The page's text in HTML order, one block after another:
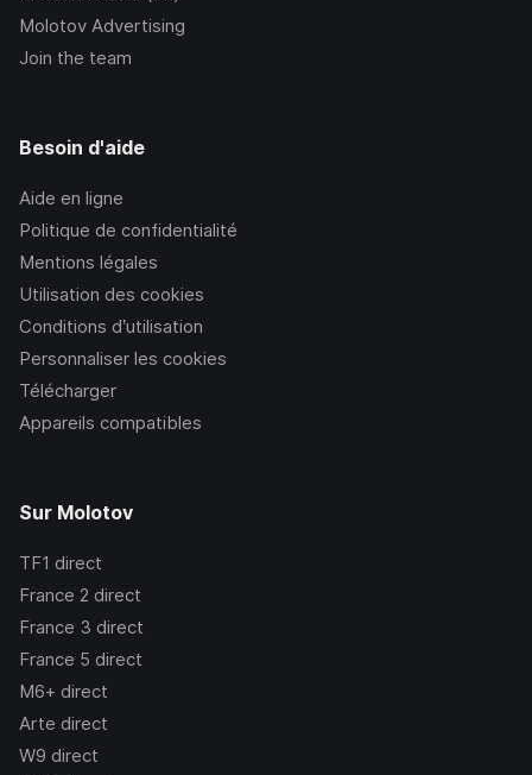
Molotov Advertising
Join the team
Besoin d'aide
Aide en ligne
Politique de confidentialité
Mentions légales
Utilisation des cookies
Conditions d’utilisation
Personnaliser les cookies
Télécharger
Appareils compatibles
Sur Molotov
TF1 direct
France 2 direct
France 3 direct
France 5 direct
M6+ direct
Arte direct
W9 direct